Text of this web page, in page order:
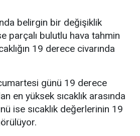
belirgin bir değişiklik
parçalı bulutlu hava tahmin
19 derece civarında
günü 19 derece
en yüksek sıcaklık arasında
ise sıcaklık değerlerinin 19